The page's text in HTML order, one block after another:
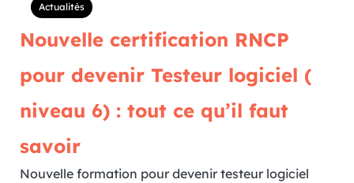
Actualités
Nouvelle certification RNCP
pour devenir Testeur logiciel (
niveau 6) : tout ce qu’il faut
savoir
Nouvelle formation pour devenir testeur logiciel